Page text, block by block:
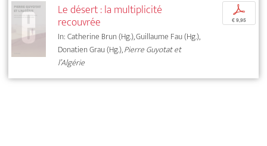
Le désert : la multiplicité
recouvrée
In: Catherine Brun (Hg.), Guillaume Fau (Hg.),
Donatien Grau (Hg.),Pierre Guyotat et
l’Algérie
p
€ 9,95